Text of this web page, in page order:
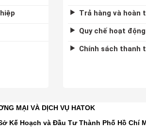
Trả hàng và hoàn
Quy chế hoạt động
Chính sách thanh
MẠI VÀ DỊCH VỤ HATOK
Kế Hoạch và Đầu Tư Thành Phố Hồ Chí